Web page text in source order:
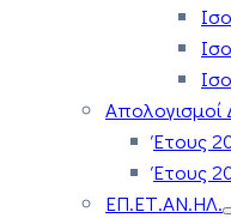
Έτους
Έτους
ΕΠ.ΕΤ.ΑΝ.ΗΛ.